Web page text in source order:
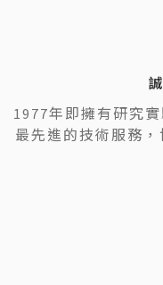
1977年即擁有研究
最先進的技術服務